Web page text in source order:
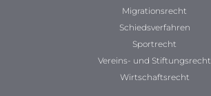
Migrationsrecht
Schiedsverfahren
Sportrecht
Vereins- und Stiftungsrecht
Wirtschaftsrecht